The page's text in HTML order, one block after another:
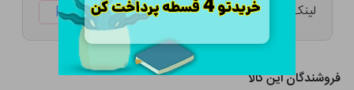
لینک کوتاه: ketabtala.com/sbp-33884
فروشندگان این کالا